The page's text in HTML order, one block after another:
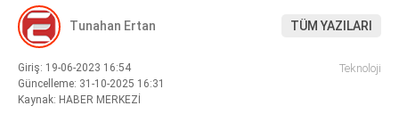
WhatsApp İhbar Hattı
Tunahan Ertan TÜM YAZILARI
Giriş: 19-06-2023 16:54
Güncelleme: 31-10-2025 16:31
Kaynak: HABER MERKEZİ
Teknoloji